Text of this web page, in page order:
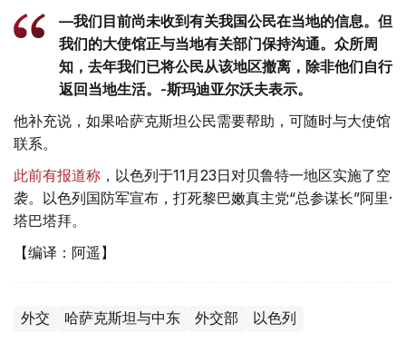
—我们目前尚未收到有关我国公民在当地的信息。但
我们的大使馆正与当地有关部门保持沟通。众所周
知，去年我们已将公民从该地区撤离，除非他们自行
返回当地生活。-斯玛迪亚尔沃夫表示。
他补充说，如果哈萨克斯坦公民需要帮助，可随时与大使馆
联系。
此前有报道称 ，以色列于11月23日对贝鲁特一地区实施了空
袭。以色列国防军宣布，打死黎巴嫩真主党“总参谋长”阿里·
塔巴塔拜。
【编译：阿遥】
外交 哈萨克斯坦与中东 外交部 以色列